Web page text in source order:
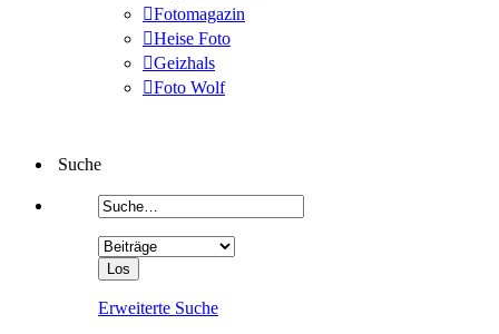
Fotomagazin
Heise Foto
Geizhals
Foto Wolf
Suche
Erweiterte Suche